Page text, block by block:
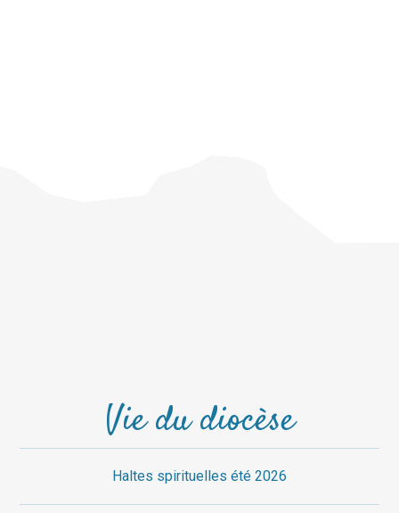
Vie du diocèse
Haltes spirituelles été 2026